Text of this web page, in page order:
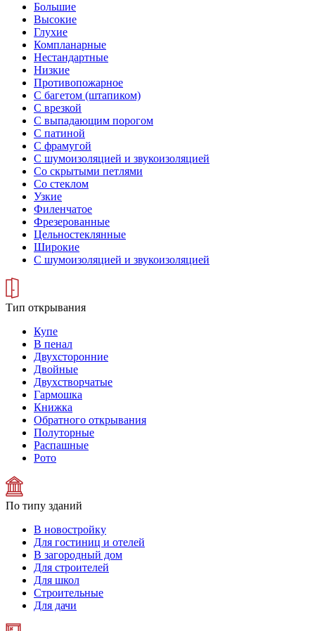
Большие
Высокие
Глухие
Компланарные
Нестандартные
Низкие
Противопожарное
С багетом (штапиком)
С врезкой
С выпадающим порогом
С патиной
С фрамугой
С шумоизоляцией и звукоизоляцией
Со скрытыми петлями
Со стеклом
Узкие
Филенчатое
Фрезерованные
Цельностеклянные
Широкие
С шумоизоляцией и звукоизоляцией
Тип открывания
Купе
В пенал
Двухсторонние
Двойные
Двухстворчатые
Гармошка
Книжка
Обратного открывания
Полуторные
Распашные
Рото
По типу зданий
В новостройку
Для гостиниц и отелей
В загородный дом
Для строителей
Для школ
Строительные
Для дачи